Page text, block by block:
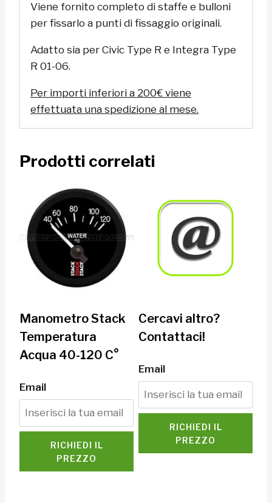
Viene fornito completo di staffe e bulloni
per fissarlo a punti di fissaggio originali.
Adatto sia per Civic Type R e Integra Type
R 01-06.
Per importi inferiori a 200€ viene
effettuata una spedizione al mese.
Prodotti correlati
Manometro Stack
Temperatura
Acqua 40-120 C°
Email
RICHIEDI IL
PREZZO
Cercavi altro?
Contattaci!
Email
RICHIEDI IL
PREZZO